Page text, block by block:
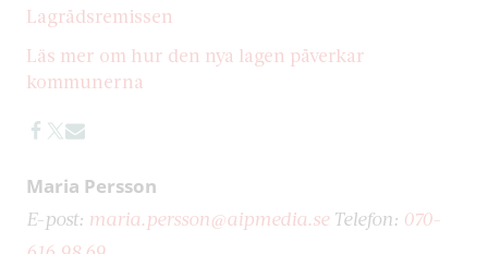
Lagrådsremissen
Läs mer om hur den nya lagen påverkar
kommunerna
Maria Persson
E-post: maria.persson@aipmedia.seTelefon: 070-